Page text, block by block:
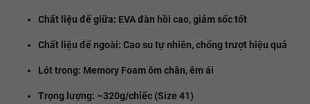
Chất liệu đế giữa: EVA đàn hồi cao, giảm sốc tốt
Chất liệu đế ngoài: Cao su tự nhiên, chống trượt hiệu quả
Lót trong: Memory Foam ôm chân, êm ái
Trọng lượng: ~320g/chiếc (Size 41)